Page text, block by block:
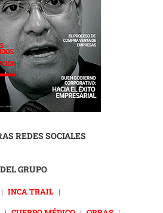
REDES SOCIALES
GRUPO
| INCA TRAIL |